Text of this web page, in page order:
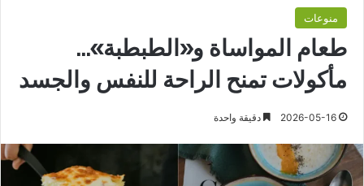
منوعات
طعام المواساة و«الطبطبة»…
مأكولات تمنح الراحة للنفس والجسد
2026-05-16 دقيقة واحدة